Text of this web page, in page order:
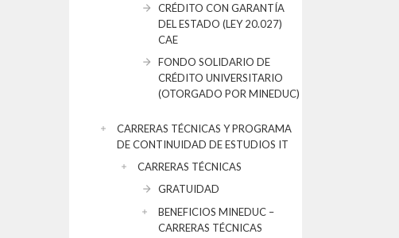
CRÉDITO CON GARANTÍA
DEL ESTADO (LEY 20.027)
CAE
FONDO SOLIDARIO DE
CRÉDITO UNIVERSITARIO
(OTORGADO POR MINEDUC)
CARRERAS TÉCNICAS Y PROGRAMA
DE CONTINUIDAD DE ESTUDIOS IT
CARRERAS TÉCNICAS
GRATUIDAD
BENEFICIOS MINEDUC –
CARRERAS TÉCNICAS